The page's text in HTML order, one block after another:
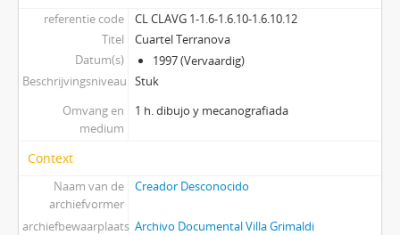
referentie code
CL CLAVG 1-1.6-1.6.10-1.6.10.12
Titel
Cuartel Terranova
Datum(s)
1997 (Vervaardig)
Beschrijvingsniveau Stuk
Omvang en
medium
1 h. dibujo y mecanografiada
Context
Naam van de
archiefvormer
Creador Desconocido
archiefbewaarplaats Archivo Documental Villa Grimaldi